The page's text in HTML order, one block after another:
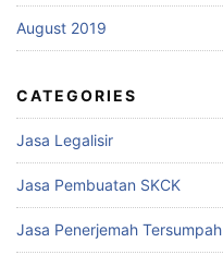
August 2019
CATEGORIES
Jasa Legalisir
Jasa Pembuatan SKCK
Jasa Penerjemah Tersumpah